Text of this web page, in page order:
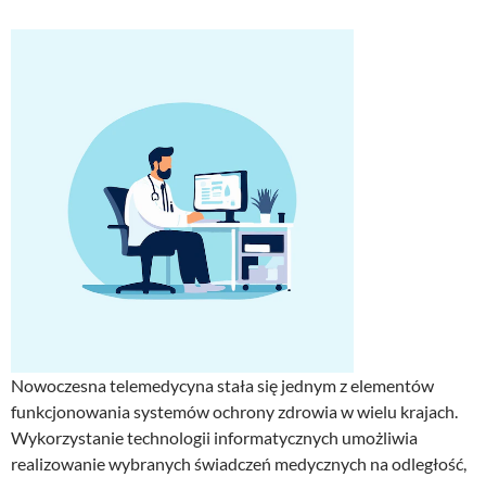
Nowoczesna telemedycyna stała się jednym z elementów
funkcjonowania systemów ochrony zdrowia w wielu krajach.
Wykorzystanie technologii informatycznych umożliwia
realizowanie wybranych świadczeń medycznych na odległość,